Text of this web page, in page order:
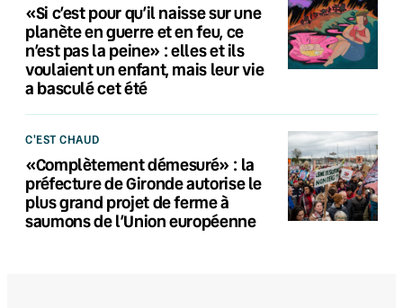
«Si c’est pour qu’il naisse sur une
planète en guerre et en feu, ce
n’est pas la peine» : elles et ils
voulaient un enfant, mais leur vie
a basculé cet été
C'EST CHAUD
«Complètement démesuré» : la
préfecture de Gironde autorise le
plus grand projet de ferme à
saumons de l’Union européenne